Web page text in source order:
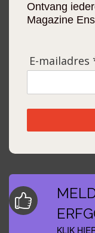
Ontvang
Magazine
E-mailadres
KLIK